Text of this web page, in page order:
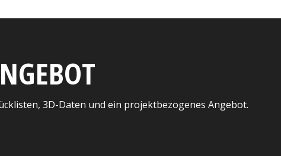
3D-Daten und ein projektbezogenes Angebot.